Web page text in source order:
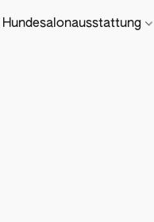
Hundesalonausstattung